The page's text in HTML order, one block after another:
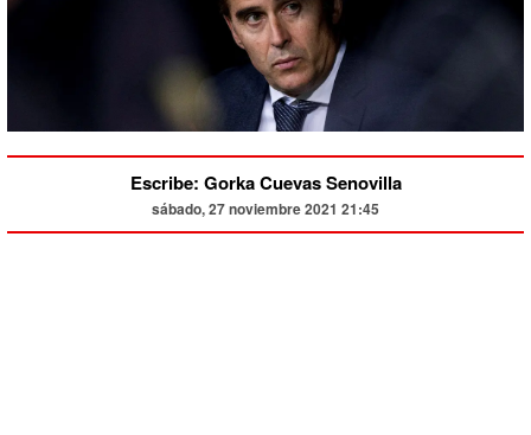
Escribe: Gorka Cuevas Senovilla
sábado, 27 noviembre 2021 21:45